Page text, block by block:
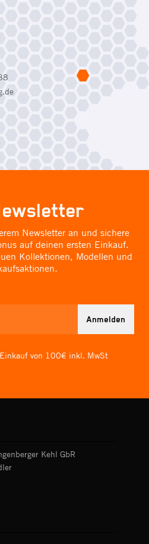
Newsletter an und sichere
auf deinen ersten Einkauf.
Kollektionen, Modellen und
Anmelden
von 100€ inkl. MwSt
Kehl GbR